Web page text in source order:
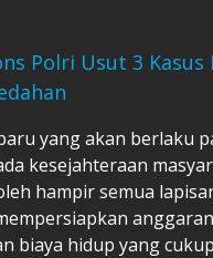
Polri Usut 3
yang akan berlaku
kesejahteraan
hampir semua
biaya hidup yang